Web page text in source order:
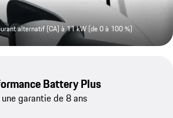
alternatif (CA) à 11 kW (de 0 à 100 %)
Battery Plus
garantie de 8 ans